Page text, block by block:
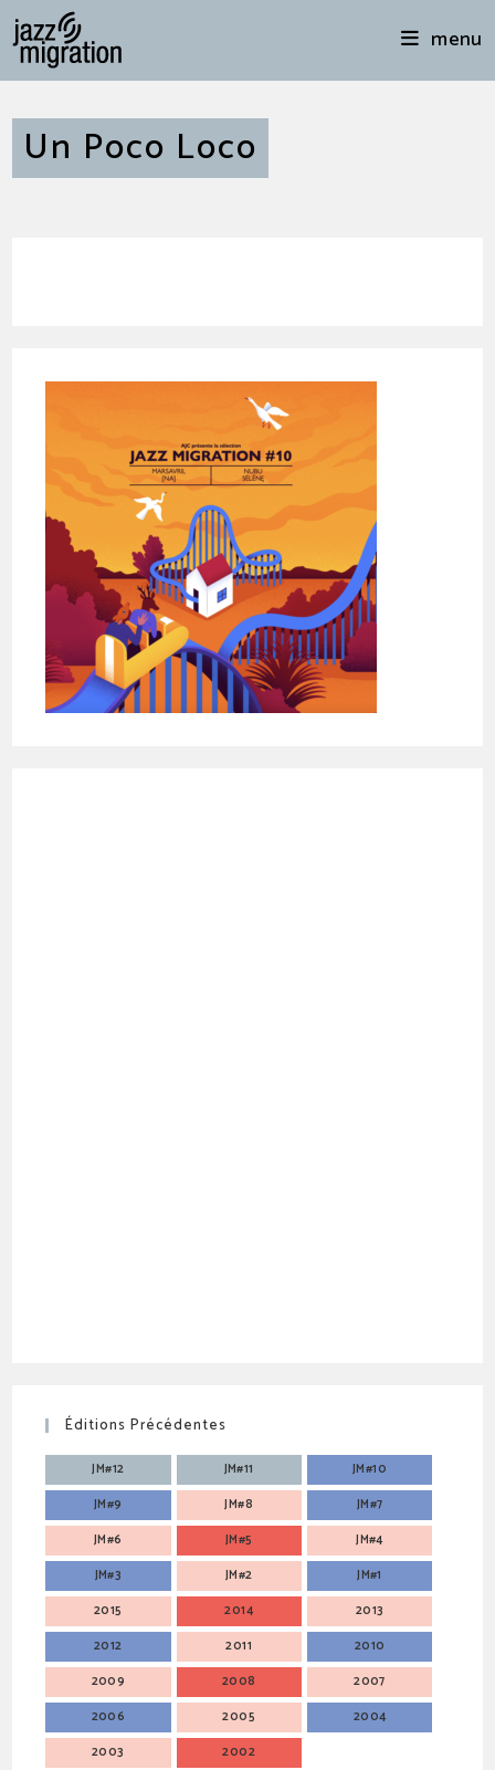
menu
Un Poco Loco
Éditions Précédentes
JM#12 JM#11
JM#10
JM#9
JM#8
JM#7
JM#6
JM#5
JM#4
JM#3
JM#2
JM#1
2015
2014
2013
2012
2011
2010
2009
2008
2007
2006
2005
2004
2003
2002